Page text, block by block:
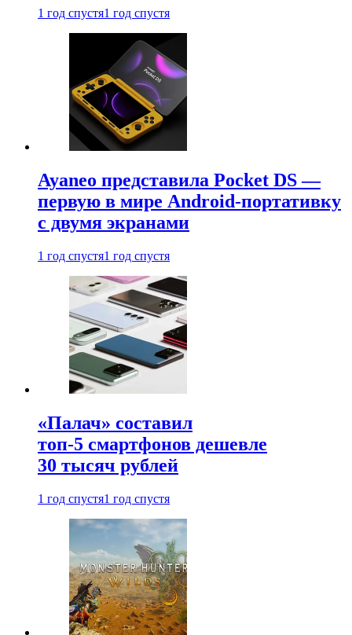
1 год спустя1 год спустя
Ayaneo представила Pocket DS —
первую в мире Android-портативку
с двумя экранами
1 год спустя1 год спустя
«Палач» составил
топ-5 смартфонов дешевле
30 тысяч рублей
1 год спустя1 год спустя